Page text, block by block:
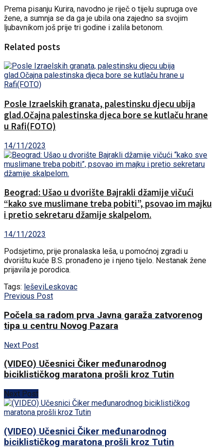
Prema pisanju Kurira, navodno je riječ o tijelu supruga ove
žene, a sumnja se da ga je ubila ona zajedno sa svojim
ljubavnikom još prije tri godine i zalila betonom.
Related posts
Posle Izraelskih granata, palestinsku djecu ubija
glad.Očajna palestinska djeca bore se kutlaču hrane
u Rafi(FOTO)
14/11/2023
Beograd: Ušao u dvorište Bajrakli džamije vičući
“kako sve muslimane treba pobiti”, psovao im majku
i pretio sekretaru džamije skalpelom.
14/11/2023
Podsjetimo, prije pronalaska leša, u pomoćnoj zgradi u
dvorištu kuće B.S. pronađeno je i njeno tijelo. Nestanak žene
prijavila je porodica.
Tags: leševiLeskovac
Previous Post
Počela sa radom prva Javna garaža zatvorenog
tipa u centru Novog Pazara
Next Post
(VIDEO) Učesnici Čiker međunarodnog
biciklističkog maratona prošli kroz Tutin
Next Post
(VIDEO) Učesnici Čiker međunarodnog
biciklističkog maratona prošli kroz Tutin